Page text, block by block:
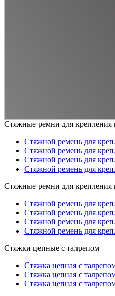
Стяжные ремни для крепления
Стяжной ремень для
Стяжной ремень для
Стяжной ремень для
Стяжной ремень для
Стяжные ремни для крепления
Стяжной ремень для
Стяжной ремень для
Стяжной ремень для
Стяжной ремень для
Стяжки цепные с талрепом
Стяжка цепная с
Стяжка цепная с
Стяжка цепная с